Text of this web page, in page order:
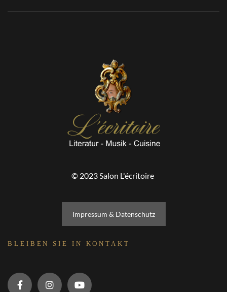
© 2023 Salon L'écritoire
Impressum & Datenschutz
BLEIBEN SIE IN KONTAKT